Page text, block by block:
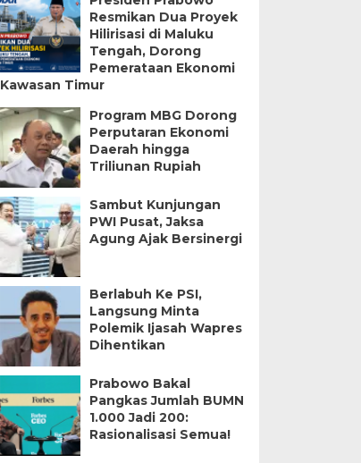
Resmikan Dua Proyek
Hilirisasi di Maluku
Tengah, Dorong
Pemerataan Ekonomi
Kawasan Timur
Program MBG Dorong
Perputaran Ekonomi
Daerah hingga
Triliunan Rupiah
Sambut Kunjungan
PWI Pusat, Jaksa
Agung Ajak Bersinergi
Berlabuh Ke PSI,
Langsung Minta
Polemik Ijasah Wapres
Dihentikan
Prabowo Bakal
Pangkas Jumlah BUMN
1.000 Jadi 200:
Rasionalisasi Semua!